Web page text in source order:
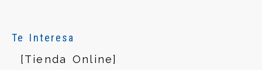
Te Interesa
[Tienda Online]